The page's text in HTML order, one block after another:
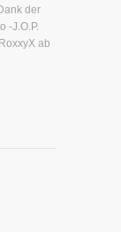
der
-J.O.P.
ab